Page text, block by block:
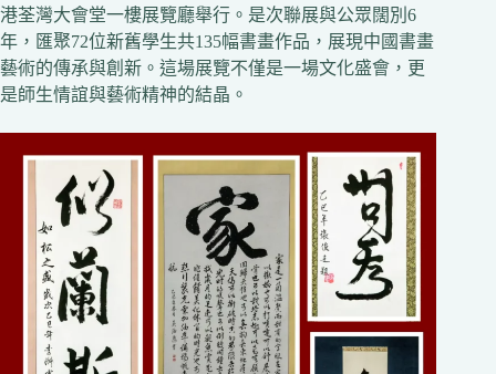
港荃灣大會堂一樓展覽廳舉行。是次聯展與公眾闊別6
年，匯聚72位新舊學生共135幅書畫作品，展現中國書畫
藝術的傳承與創新。這場展覽不僅是一場文化盛會，更
是師生情誼與藝術精神的結晶。